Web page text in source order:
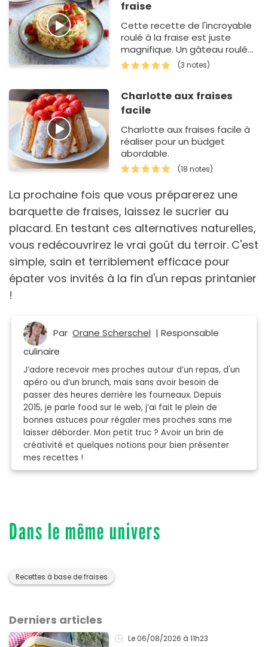
fraise
Cette recette de l'incroyable
roulé à la fraise est juste
magnifique. Un gâteau roulé
garni d'une compotée de
fraises et d'une cr&…
(3 notes)
Charlotte aux fraises
facile
Charlotte aux fraises facile à
réaliser pour un budget
abordable.
(18 notes)
La prochaine fois que vous préparerez une
barquette de fraises, laissez le sucrier au
placard. En testant ces alternatives naturelles,
vous redécouvrirez le vrai goût du terroir. C'est
simple, sain et terriblement efficace pour
épater vos invités à la fin d'un repas printanier
!
Par Orane Scherschel | Responsable
culinaire
J’adore recevoir mes proches autour d’un repas, d'un
apéro ou d’un brunch, mais sans avoir besoin de
passer des heures derrière les fourneaux. Depuis
2015, je parle food sur le web, j’ai fait le plein de
bonnes astuces pour régaler mes proches sans me
laisser déborder. Mon petit truc ? Avoir un brin de
créativité et quelques notions pour bien présenter
mes recettes !
Dans le même univers
Recettes à base de fraises
Derniers articles
Le 06/08/2026 à 11h23